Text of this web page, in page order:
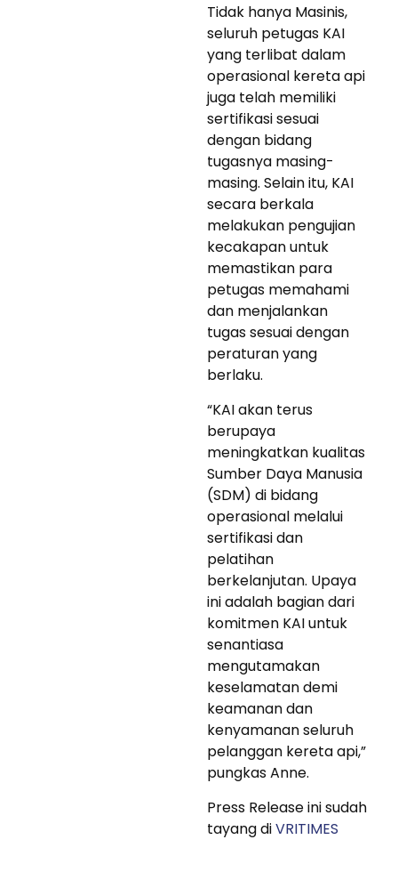
Tidak hanya Masinis,
seluruh petugas KAI
yang terlibat dalam
operasional kereta api
juga telah memiliki
sertifikasi sesuai
dengan bidang
tugasnya masing-
masing. Selain itu, KAI
secara berkala
melakukan pengujian
kecakapan untuk
memastikan para
petugas memahami
dan menjalankan
tugas sesuai dengan
peraturan yang
berlaku.
“KAI akan terus
berupaya
meningkatkan kualitas
Sumber Daya Manusia
(SDM) di bidang
operasional melalui
sertifikasi dan
pelatihan
berkelanjutan. Upaya
ini adalah bagian dari
komitmen KAI untuk
senantiasa
mengutamakan
keselamatan demi
keamanan dan
kenyamanan seluruh
pelanggan kereta api,”
pungkas Anne.
Press Release ini sudah
tayang diVRITIMES